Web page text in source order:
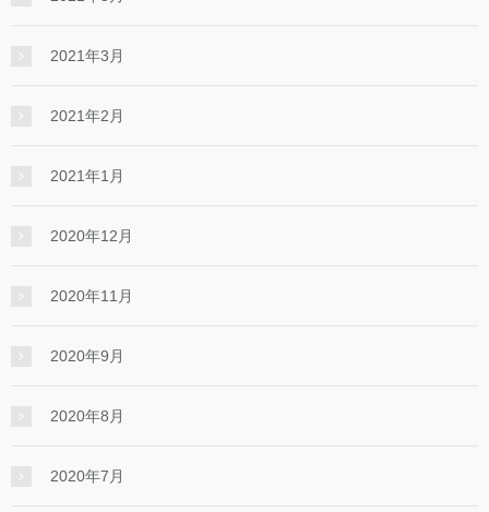
2021年3月
2021年2月
2021年1月
2020年12月
2020年11月
2020年9月
2020年8月
2020年7月